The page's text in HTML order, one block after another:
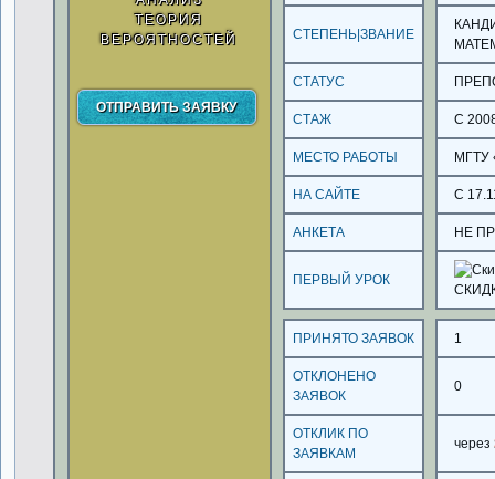
ТЕОРИЯ
ВЕРОЯТНОСТЕЙ
СТЕПЕНЬ|ЗВАНИЕ
СТАТУС
СТАЖ С
МЕСТО РАБОТЫ МГТУ
НА САЙТЕ С
АНКЕТА НЕ
ПЕРВЫЙ УРОК
ПРИНЯТО ЗАЯВОК 1
ОТКЛОНЕНО
ЗАЯВОК
0
ОТКЛИК ПО
ЗАЯВКАМ
через